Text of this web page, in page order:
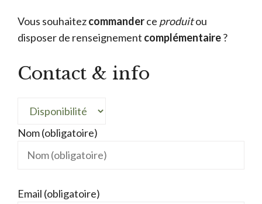
Vous souhaitezcommanderce produitou
disposer de renseignement complémentaire?
Contact & info
Nom (obligatoire)
Email (obligatoire)